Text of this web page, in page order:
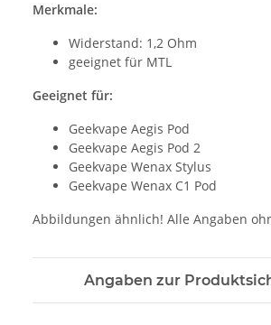
Merkmale:
Widerstand: 1,2 Ohm
geeignet für MTL
Geeignet für:
Geekvape Aegis Pod
Geekvape Aegis Pod 2
Geekvape Wenax Stylus
Geekvape Wenax C1 Pod
Abbildungen ähnlich! Alle Angaben
Angaben zur